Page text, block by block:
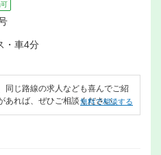
・車4分
同じ路線の求人なども喜んでご紹
あれば、ぜひご相談ください。
無料で相談する